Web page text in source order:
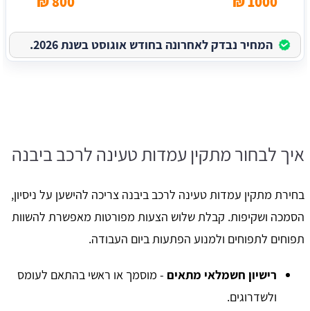
המחיר נבדק לאחרונה בחודש אוגוסט בשנת 2026.
איך לבחור מתקין עמדות טעינה לרכב ביבנה
בחירת מתקין עמדות טעינה לרכב ביבנה צריכה להישען על ניסיון,
הסמכה ושקיפות. קבלת שלוש הצעות מפורטות מאפשרת להשוות
תפוחים לתפוחים ולמנוע הפתעות ביום העבודה.
רישיון חשמלאי מתאים - מוסמך או ראשי בהתאם לעומס
ולשדרוגים.